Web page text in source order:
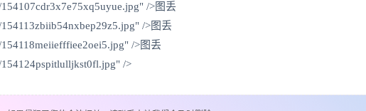
154107cdr3x7e75xq5uyue.jpg" />图丢
/>图丢
/>图丢
154124pspitlulljkst0fl.jpg" />